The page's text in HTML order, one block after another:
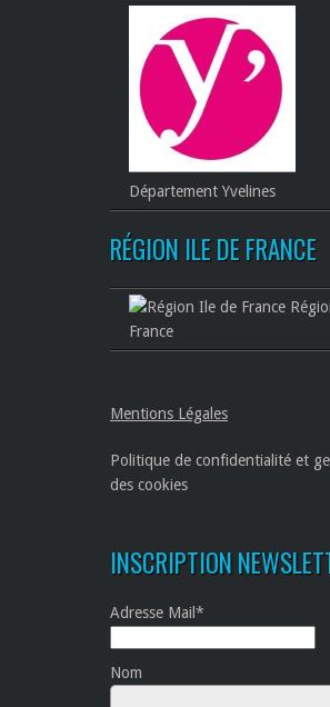
Département Yvelines
RÉGION ILE DE FRANCE
France
Mentions Légales
Politique de confidentialité et
des cookies
INSCRIPTION
Adresse Mail*
Nom